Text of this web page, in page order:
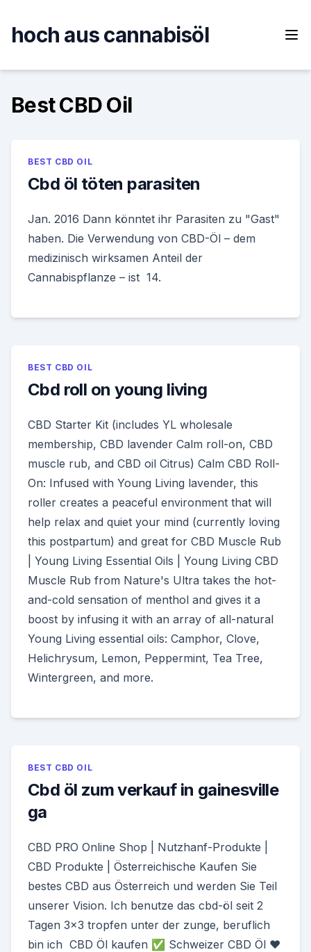
content
hoch aus cannabisöl
Best CBD Oil
BEST CBD OIL
Cbd öl töten parasiten
Jan. 2016 Dann könntet ihr Parasiten zu "Gast"
haben. Die Verwendung von CBD-Öl – dem
medizinisch wirksamen Anteil der
Cannabispflanze – ist 14.
BEST CBD OIL
Cbd roll on young living
CBD Starter Kit (includes YL wholesale
membership, CBD lavender Calm roll-on, CBD
muscle rub, and CBD oil Citrus) Calm CBD Roll-
On: Infused with Young Living lavender, this
roller creates a peaceful environment that will
help relax and quiet your mind (currently loving
this postpartum) and great for CBD Muscle Rub
| Young Living Essential Oils | Young Living CBD
Muscle Rub from Nature's Ultra takes the hot-
and-cold sensation of menthol and gives it a
boost by infusing it with an array of all-natural
Young Living essential oils: Camphor, Clove,
Helichrysum, Lemon, Peppermint, Tea Tree,
Wintergreen, and more.
BEST CBD OIL
Cbd öl zum verkauf in gainesville
ga
CBD PRO Online Shop | Nutzhanf-Produkte |
CBD Produkte | Österreichische Kaufen Sie
bestes CBD aus Österreich und werden Sie Teil
unserer Vision. Ich benutze das cbd-öl seit 2
Tagen 3×3 tropfen unter der zunge, beruflich
bin ich CBD Öl kaufen ✅ Schweizer CBD Öl ❤